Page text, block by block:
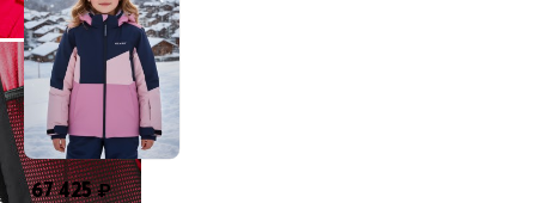
Страна производителя
Китай
На всех моделях верхней одежды VALIANLY присутствуют
светоотражающие элементы
67 425₽